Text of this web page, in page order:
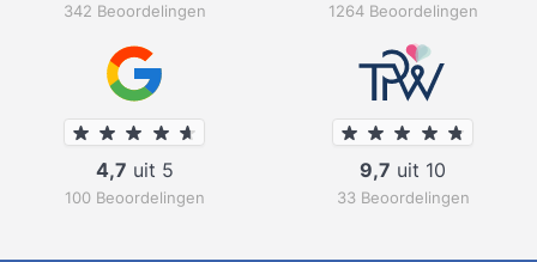
342 Beoordelingen 1264 Beoordelingen
4,7 uit 5
100 Beoordelingen
9,7 uit 10
33 Beoordelingen